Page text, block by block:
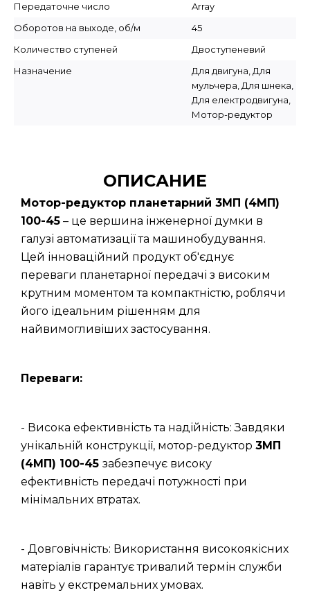
Передаточне число
Array
Оборотов на выходе, об/м
45
Количество ступеней
Двоступеневий
Назначение
Для двигуна, Для
мульчера, Для шнека,
Для електродвигуна,
Мотор-редуктор
ОПИСАНИЕ
Мотор-редуктор планетарний 3МП (4МП)
100-45 – це вершина інженерної думки в
галузі автоматизації та машинобудування.
Цей інноваційний продукт об'єднує
переваги планетарної передачі з високим
крутним моментом та компактністю, роблячи
його ідеальним рішенням для
найвимогливіших застосування.
Переваги:
- Висока ефективність та надійність: Завдяки
унікальній конструкції, мотор-редуктор 3МП
(4МП) 100-45 забезпечує високу
ефективність передачі потужності при
мінімальних втратах.
- Довговічність: Використання високоякісних
матеріалів гарантує тривалий термін служби
навіть у екстремальних умовах.